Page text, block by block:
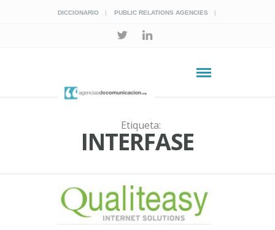
DICCIONARIO PUBLIC RELATIONS AGENCIES
Etiqueta:
INTERFASE